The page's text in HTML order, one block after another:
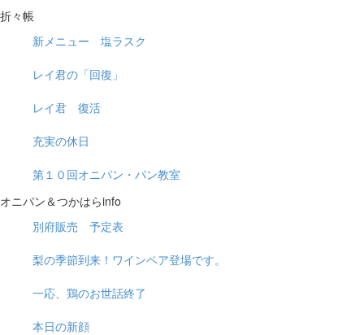
折々帳
新メニュー 塩ラスク
レイ君の「回復」
レイ君 復活
充実の休日
第１０回オニパン・パン教室
オニパン＆つかはらinfo
別府販売 予定表
梨の季節到来！ワインペア登場です。
一応、鶏のお世話終了
本日の新顔